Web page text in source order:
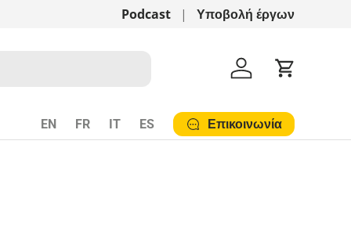
Αναλογική Μέθοδος Bortolato!
Podcast Υποβολή έργων
Λογαριασμός
Cart
EN FR IT ES Επικοινωνία